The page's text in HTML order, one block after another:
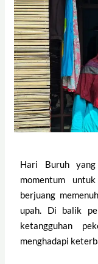
Hari Buruh
momentum
berjuang
upah. Di balik
ketangguhan
menghadapi